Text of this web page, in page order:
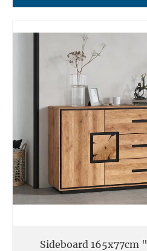
Sideboard 165x77cm